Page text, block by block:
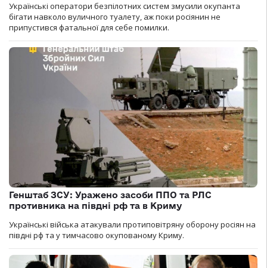
Українські оператори безпілотних систем змусили окупанта
бігати навколо вуличного туалету, аж поки росіянин не
припустився фатальної для себе помилки.
Генштаб ЗСУ: Уражено засоби ППО та РЛС
противника на півдні рф та в Криму
Українські війська атакували протиповітряну оборону росіян на
півдні рф та у тимчасово окупованому Криму.